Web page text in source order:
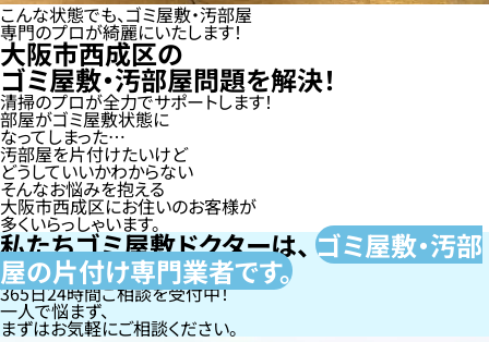
こんな状態でも、ゴミ屋敷・汚部屋
専門のプロが綺麗にいたします！
大阪市西成区の
ゴミ屋敷・汚部屋問題を解決！
清掃のプロが全力でサポートします！
部屋がゴミ屋敷状態に
なってしまった…
汚部屋を片付けたいけど
どうしていいかわからない
そんなお悩みを抱える
大阪市西成区にお住いのお客様が
多くいらっしゃいます。
私たちゴミ屋敷ドクターは、ゴミ屋敷・汚部
屋の片付け専門業者です。
365日24時間ご相談を受付中！
一人で悩まず、
まずはお気軽にご相談ください。